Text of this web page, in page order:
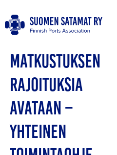
MATKUSTUKSEN
RAJOITUKSIA
AVATAAN –
YHTEINEN